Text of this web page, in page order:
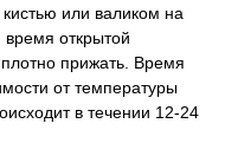
или валиком на
время открытой
прижать. Время
от температуры
в течении 12-24